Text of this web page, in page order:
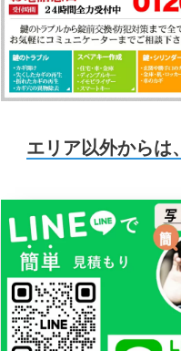
エリア以外からは